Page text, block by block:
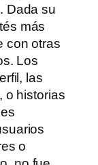
Dada su
más
con otras
Los
las
o historias
o